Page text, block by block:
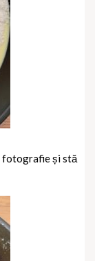
fotografie și stă